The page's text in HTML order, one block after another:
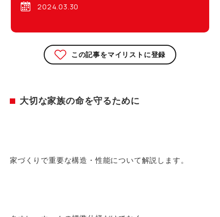
2024.03.30
この記事をマイリストに登録
大切な家族の命を守るために
家づくりで重要な構造・性能について解説します。